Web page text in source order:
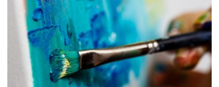
autorės pasakojimo visos knygos buvo
išgraibstytas.
Na, o visus, kurie norėtų paskaityti I.
Liutkevičienės knygą „15 matų su Galina
Dauguvietyte. Kas liko nutylėta?“ kviečiame